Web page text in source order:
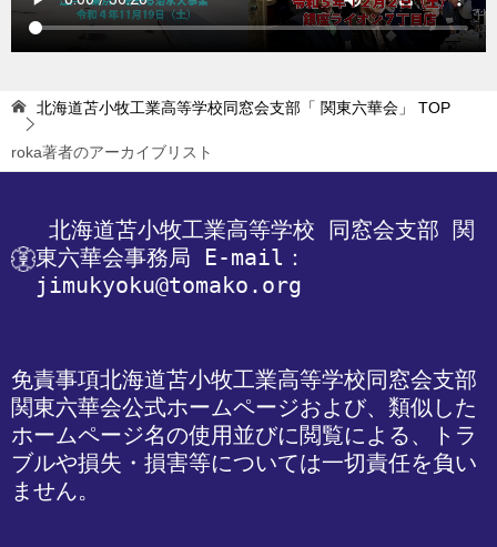
北海道苫小牧工業高等学校同窓会支部「 関東六華会」 TOP
roka著者のアーカイブリスト
北海道苫小牧工業高等学校 同窓会支部 関
東六華会事務局 E-mail：
jimukyoku@tomako.org
免責事項北海道苫小牧工業高等学校同窓会支部
関東六華会公式ホームページおよび、類似した
ホームページ名の使用並びに閲覧による、トラ
ブルや損失・損害等については一切責任を負い
ません。